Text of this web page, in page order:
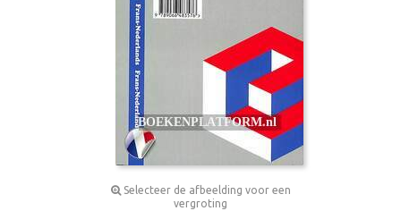
Selecteer de afbeelding voor een
vergroting